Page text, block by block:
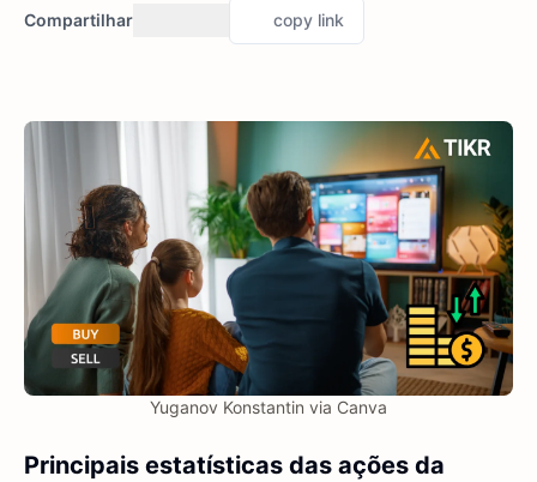
Compartilhar copy link
Yuganov Konstantin via Canva
Principais estatísticas das ações da